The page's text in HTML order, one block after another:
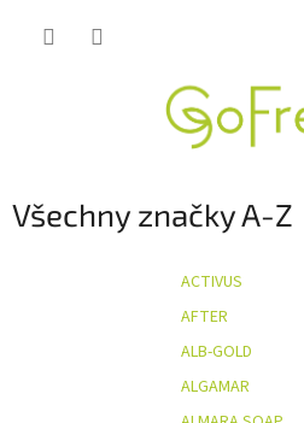
Všechny značky A-Z
ACTIVUS
AFTER
ALB-GOLD
ALGAMAR